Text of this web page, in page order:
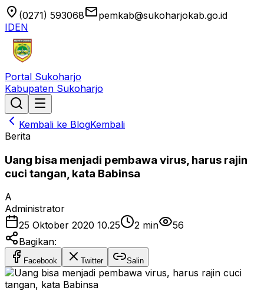
location_on (0271) 593068emailpemkab@sukoharjokab.go.id
IDEN
Portal Sukoharjo
Kabupaten Sukoharjo
Kembali ke BlogKembali
Berita
Uang bisa menjadi pembawa virus, harus rajin
cuci tangan, kata Babinsa
A
Administrator
25 Oktober 2020 10.25
2 min
56
Bagikan:
Facebook Twitter Salin